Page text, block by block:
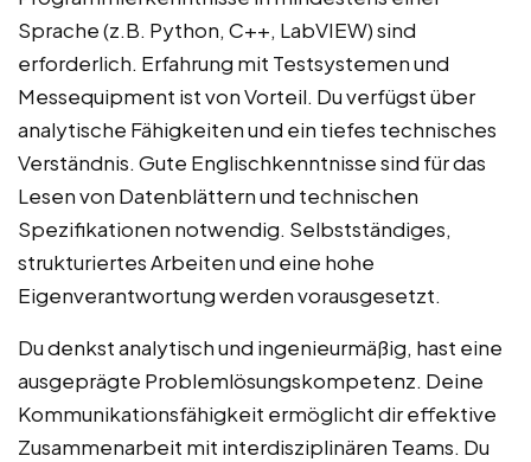
Sprache (z.B. Python, C++, LabVIEW) sind
erforderlich. Erfahrung mit Testsystemen und
Messequipment ist von Vorteil. Du verfügst über
analytische Fähigkeiten und ein tiefes technisches
Verständnis. Gute Englischkenntnisse sind für das
Lesen von Datenblättern und technischen
Spezifikationen notwendig. Selbstständiges,
strukturiertes Arbeiten und eine hohe
Eigenverantwortung werden vorausgesetzt.
Du denkst analytisch und ingenieurmäßig, hast eine
ausgeprägte Problemlösungskompetenz. Deine
Kommunikationsfähigkeit ermöglicht dir effektive
Zusammenarbeit mit interdisziplinären Teams. Du